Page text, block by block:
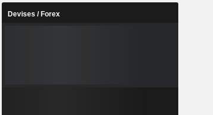
Devises / Forex